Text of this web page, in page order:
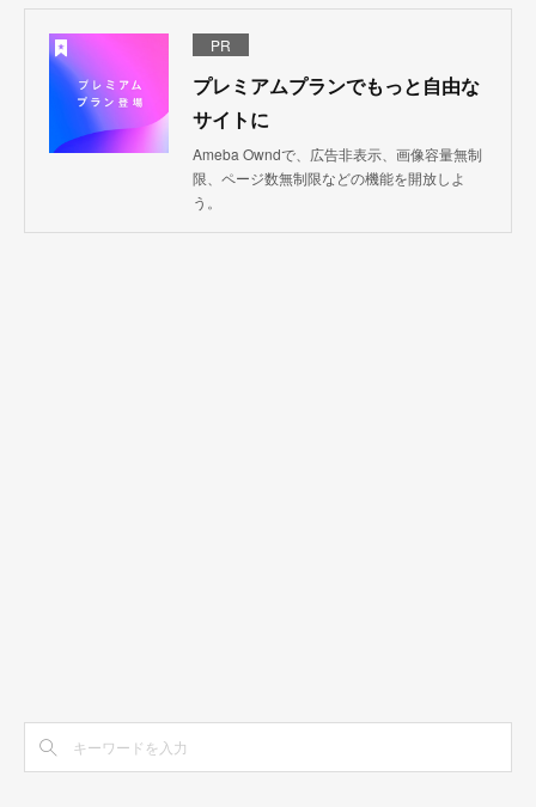
PR
プレミアムプランでもっと自由な
サイトに
Ameba Owndで、広告非表示、画像容量無制
限、ページ数無制限などの機能を開放しよ
う。